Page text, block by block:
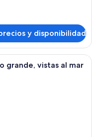
y disponibilidad
de hotel moderna
grande, vistas al mar